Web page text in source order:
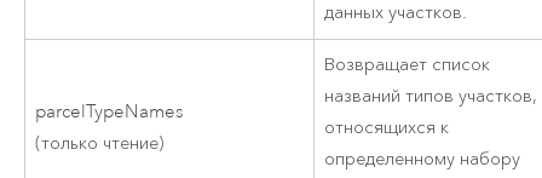
данных участков.
parcelTypeNames
(только чтение)
Возвращает список
названий типов участков,
относящихся к
определенному набору